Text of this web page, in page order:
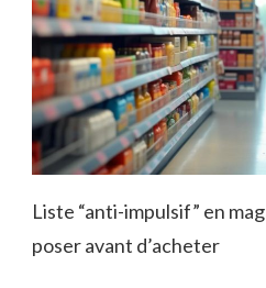
Liste “anti-impulsif” en
poser avant d’acheter